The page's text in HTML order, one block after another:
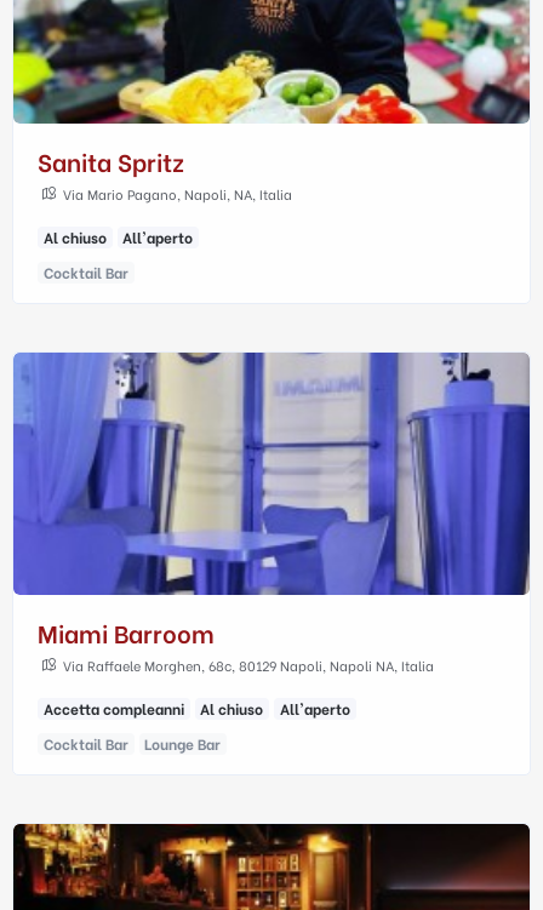
Sanita Spritz
Via Mario Pagano, Napoli, NA, Italia
Al chiuso
All'aperto
Cocktail Bar
Miami Barroom
Via Raffaele Morghen, 68c, 80129 Napoli, Napoli NA, Italia
Accetta compleanni Al chiuso
All'aperto
Cocktail Bar
Lounge Bar